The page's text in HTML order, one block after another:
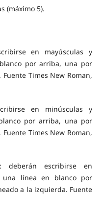
(máximo 5).
en mayúsculas y
por arriba, una por
Times New Roman,
en minúsculas y
por arriba, una por
Times New Roman,
: deberán escribirse en
una línea en blanco por
a la izquierda. Fuente